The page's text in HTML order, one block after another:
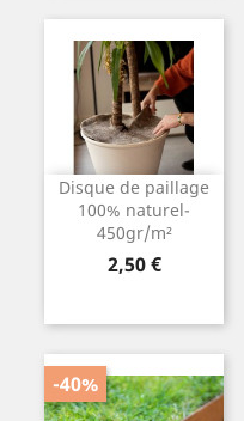
Disque de paillage
100% naturel-
450gr/m²
Prix
2,50 €
-40%